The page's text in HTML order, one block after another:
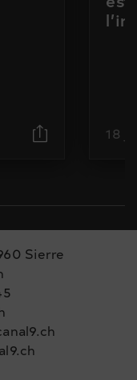
18
Sierre